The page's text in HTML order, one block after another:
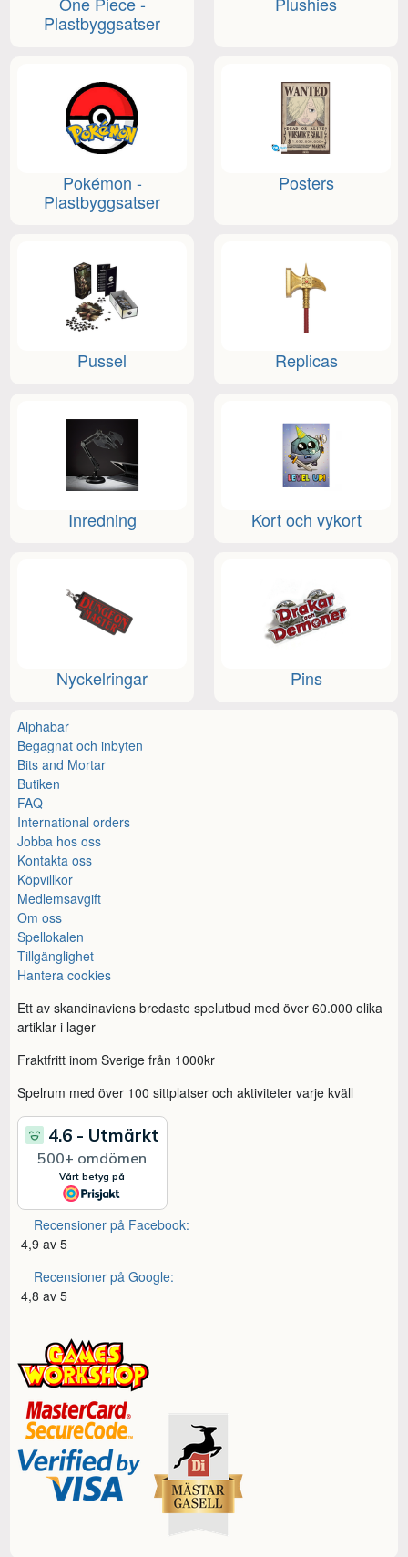
Plastbyggsatser
Pokémon -
Plastbyggsatser
Posters
Pussel Replicas
Inredning Kort och vykort
Nyckelringar Pins
Alphabar
Begagnat och inbyten
Bits and Mortar
Butiken
FAQ
International orders
Jobba hos oss
Kontakta oss
Köpvillkor
Medlemsavgift
Om oss
Spellokalen
Tillgänglighet
Hantera cookies
Ett av skandinaviens bredaste spelutbud med över 60.000 olika
artiklar i lager
Fraktfritt inom Sverige från 1000kr
Spelrum med över 100 sittplatser och aktiviteter varje kväll
Recensioner på Facebook:
4,9 av 5
Recensioner på Google:
4,8 av 5